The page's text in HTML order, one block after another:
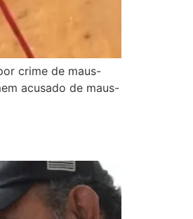
crime de maus-
acusado de maus-